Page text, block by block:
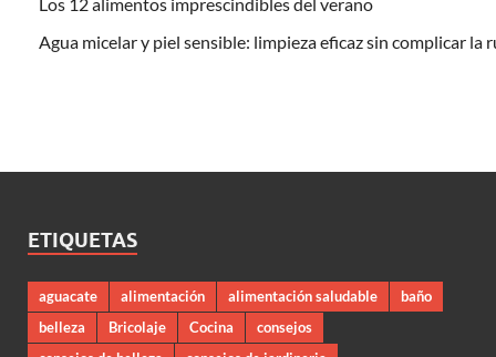
Agua micelar y piel sensible: limpieza eficaz sin complicar la
ETIQUETAS
aguacate alimentación alimentación saludable
baño
belleza
Bricolaje Cocina
consejos